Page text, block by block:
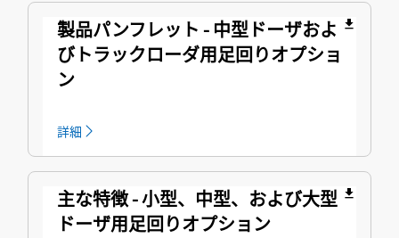
製品パンフレット - 中型ドーザおよ
びトラックローダ用足回りオプショ
ン
file_download
詳細
主な特徴 - 小型、中型、および大型
ドーザ用足回りオプション
file_download